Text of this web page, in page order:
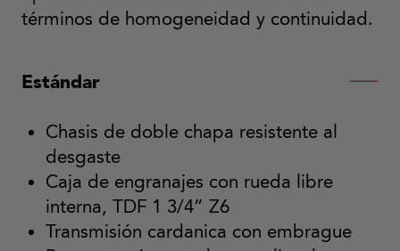
términos de homogeneidad y continuidad.
Estándar
Chasis de doble chapa resistente al
desgaste
Caja de engranajes con rueda libre
interna, TDF 1 3/4” Z6
Transmisión cardanica con embrague